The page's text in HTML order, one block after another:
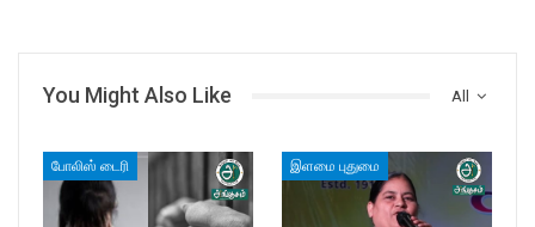
All
You Might Also Like
போலிஸ் டைரி இளமை புதுமை